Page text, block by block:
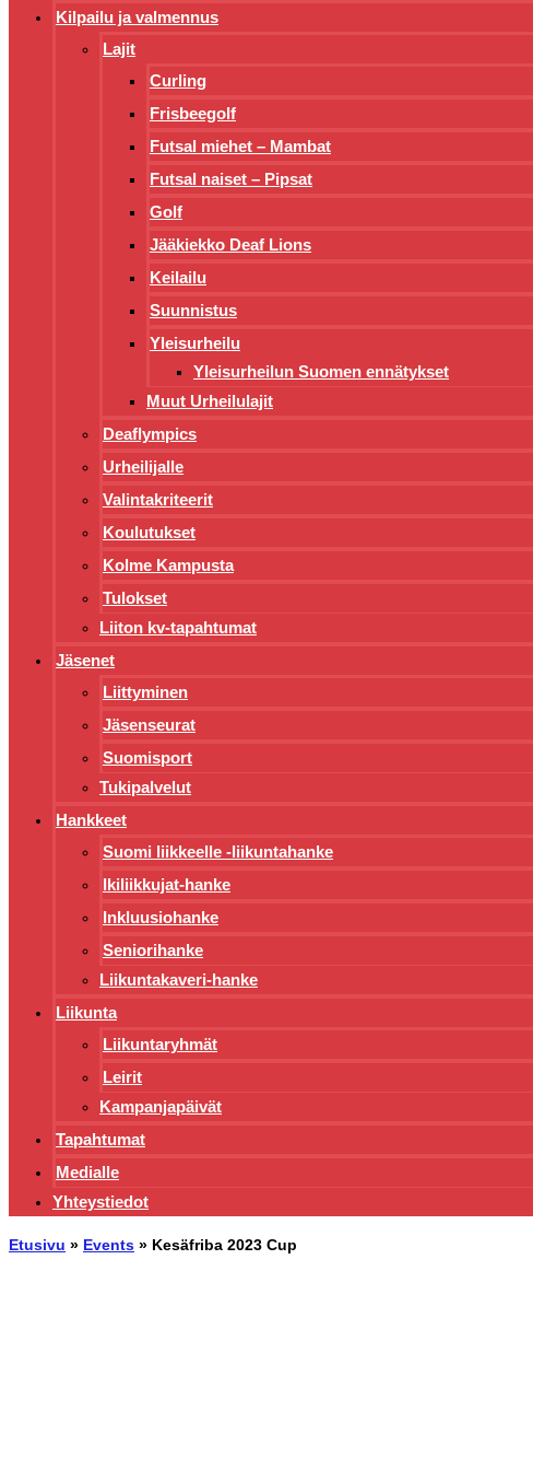
Kilpailu ja valmennus
Lajit
Curling
Frisbeegolf
Futsal miehet – Mambat
Futsal naiset – Pipsat
Golf
Jääkiekko Deaf Lions
Keilailu
Suunnistus
Yleisurheilu
Yleisurheilun Suomen ennätykset
Muut Urheilulajit
Deaflympics
Urheilijalle
Valintakriteerit
Koulutukset
Kolme Kampusta
Tulokset
Liiton kv-tapahtumat
Jäsenet
Liittyminen
Jäsenseurat
Suomisport
Tukipalvelut
Hankkeet
Suomi liikkeelle -liikuntahanke
Ikiliikkujat-hanke
Inkluusiohanke
Seniorihanke
Liikuntakaveri-hanke
Liikunta
Liikuntaryhmät
Leirit
Kampanjapäivät
Tapahtumat
Medialle
Yhteystiedot
Etusivu » Events » Kesäfriba 2023 Cup